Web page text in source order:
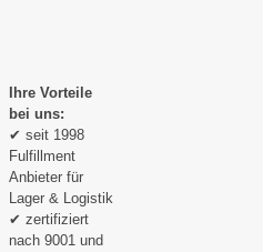
Ihre Vorteile
bei uns:
✔ seit 1998
Fulfillment
Anbieter für
Lager & Logistik
✔ zertifiziert
nach 9001 und